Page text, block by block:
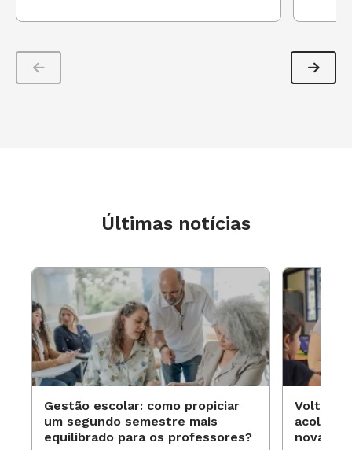
Últimas notícias
Gestão escolar: como propiciar
um segundo semestre mais
equilibrado para os professores?
Volta às
novas